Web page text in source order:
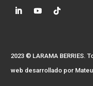
2023 © LARAMA
web desarrollado por